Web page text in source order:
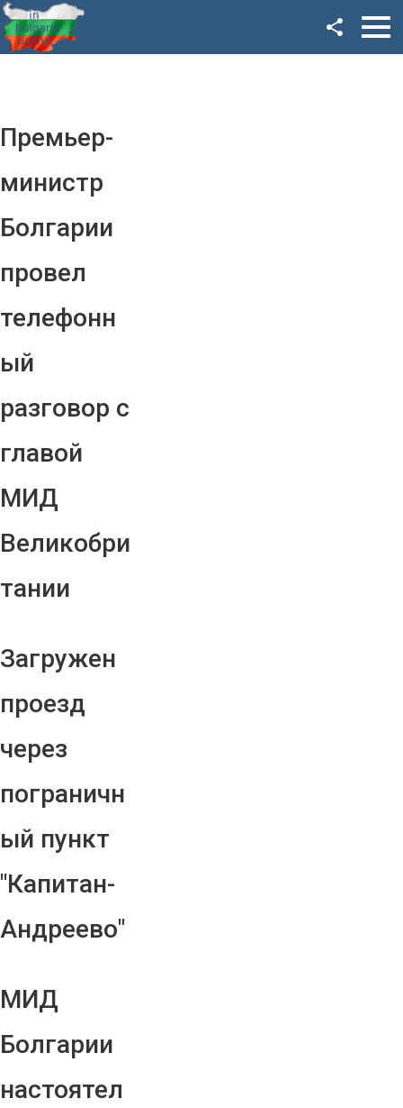
Премьер-
министр
Болгарии
провел
телефонн
ый
разговор с
главой
МИД
Великобри
тании
Загружен
проезд
через
пограничн
ый пункт
"Капитан-
Андреево"
МИД
Болгарии
настоятел